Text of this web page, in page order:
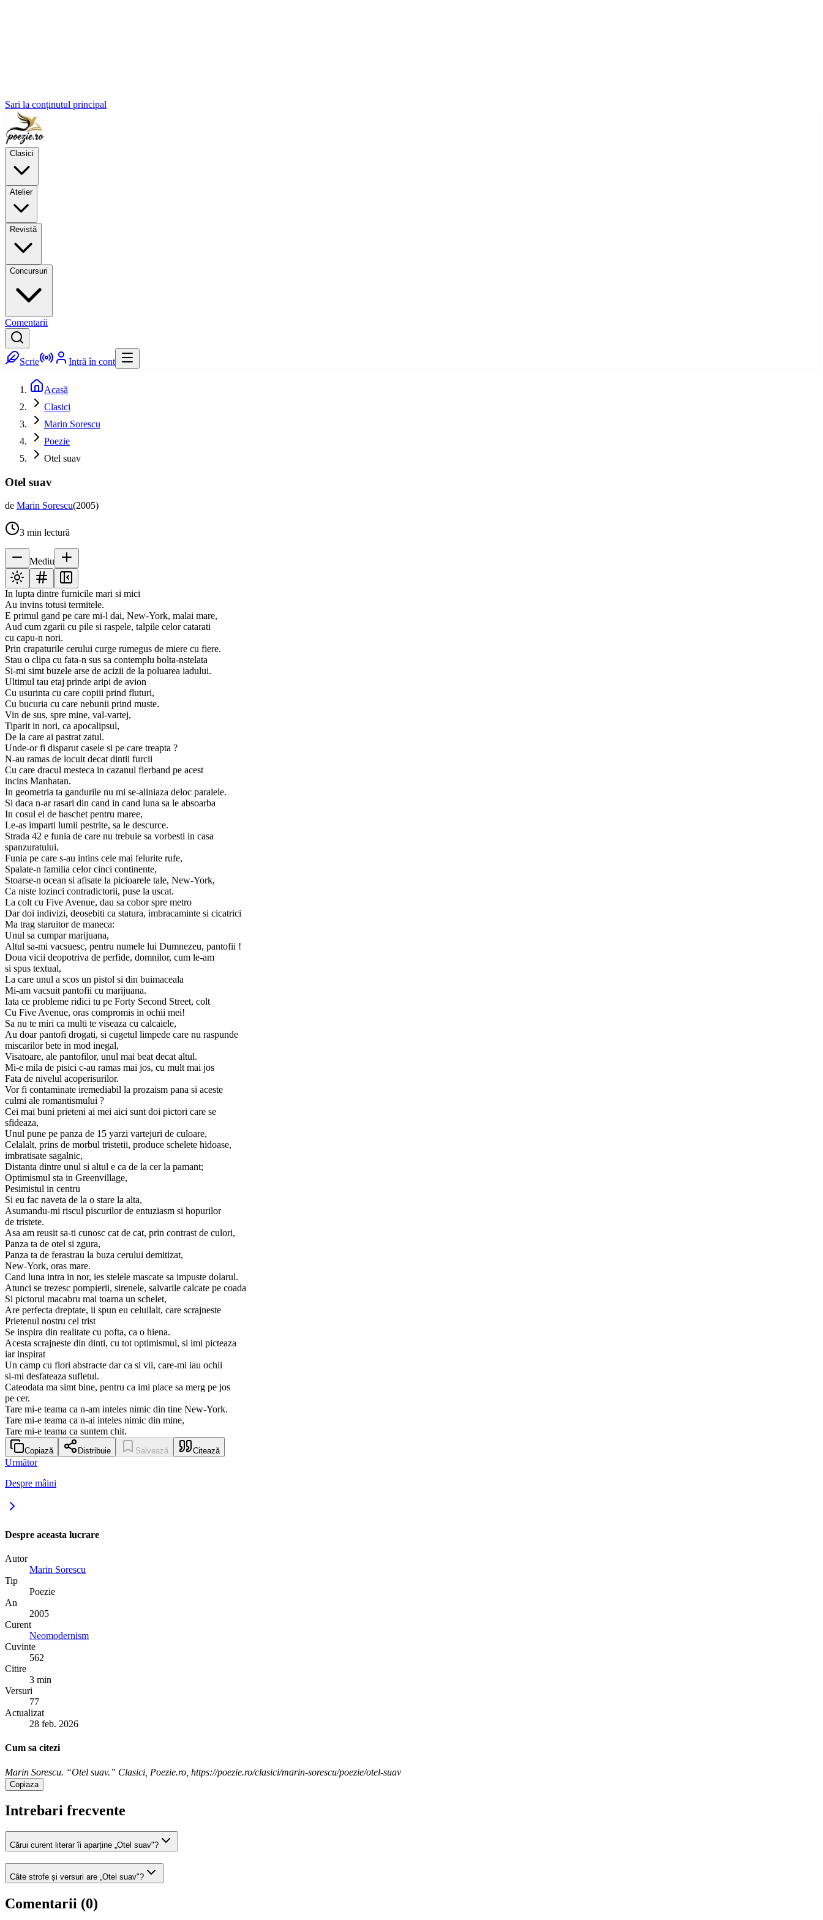
Sari la conținutul principal
Clasici
Atelier
Revistă
Concursuri
Comentarii
Scrie Intră în cont
Acasă
Clasici
Marin Sorescu
Poezie
Otel suav
Otel suav
de Marin Sorescu(2005)
3 min lectură
Mediu
In lupta dintre furnicile mari si mici
Au invins totusi termitele.
E primul gand pe care mi-l dai, New-York, malai mare,
Aud cum zgarii cu pile si raspele, talpile celor catarati
cu capu-n nori.
Prin crapaturile cerului curge rumegus de miere cu fiere.
Stau o clipa cu fata-n sus sa contemplu bolta-nstelata
Si-mi simt buzele arse de acizii de la poluarea iadului.
Ultimul tau etaj prinde aripi de avion
Cu usurinta cu care copiii prind fluturi,
Cu bucuria cu care nebunii prind muste.
Vin de sus, spre mine, val-vartej,
Tiparit in nori, ca apocalipsul,
De la care ai pastrat zatul.
Unde-or fi disparut casele si pe care treapta ?
N-au ramas de locuit decat dintii furcii
Cu care dracul mesteca in cazanul fierband pe acest
incins Manhatan.
In geometria ta gandurile nu mi se-aliniaza deloc paralele.
Si daca n-ar rasari din cand in cand luna sa le absoarba
In cosul ei de baschet pentru maree,
Le-as imparti lumii pestrite, sa le descurce.
Strada 42 e funia de care nu trebuie sa vorbesti in casa
spanzuratului.
Funia pe care s-au intins cele mai felurite rufe,
Spalate-n familia celor cinci continente,
Stoarse-n ocean si afisate la picioarele tale, New-York,
Ca niste lozinci contradictorii, puse la uscat.
La colt cu Five Avenue, dau sa cobor spre metro
Dar doi indivizi, deosebiti ca statura, imbracaminte si cicatrici
Ma trag staruitor de maneca:
Unul sa cumpar marijuana,
Altul sa-mi vacsuesc, pentru numele lui Dumnezeu, pantofii !
Doua vicii deopotriva de perfide, domnilor, cum le-am
si spus textual,
La care unul a scos un pistol si din buimaceala
Mi-am vacsuit pantofii cu marijuana.
Iata ce probleme ridici tu pe Forty Second Street, colt
Cu Five Avenue, oras compromis in ochii mei!
Sa nu te miri ca multi te viseaza cu calcaiele,
Au doar pantofi drogati, si cugetul limpede care nu raspunde
miscarilor bete in mod inegal,
Visatoare, ale pantofilor, unul mai beat decat altul.
Mi-e mila de pisici c-au ramas mai jos, cu mult mai jos
Fata de nivelul acoperisurilor.
Vor fi contaminate iremediabil la prozaism pana si aceste
culmi ale romantismului ?
Cei mai buni prieteni ai mei aici sunt doi pictori care se
sfideaza,
Unul pune pe panza de 15 yarzi vartejuri de culoare,
Celalalt, prins de morbul tristetii, produce schelete hidoase,
imbratisate sagalnic,
Distanta dintre unul si altul e ca de la cer la pamant;
Optimismul sta in Greenvillage,
Pesimistul in centru
Si eu fac naveta de la o stare la alta,
Asumandu-mi riscul piscurilor de entuziasm si hopurilor
de tristete.
Asa am reusit sa-ti cunosc cat de cat, prin contrast de culori,
Panza ta de otel si zgura,
Panza ta de ferastrau la buza cerului demitizat,
New-York, oras mare.
Cand luna intra in nor, ies stelele mascate sa impuste dolarul.
Atunci se trezesc pompierii, sirenele, salvarile calcate pe coada
Si pictorul macabru mai toarna un schelet,
Are perfecta dreptate, ii spun eu celuilalt, care scrajneste
Prietenul nostru cel trist
Se inspira din realitate cu pofta, ca o hiena.
Acesta scrajneste din dinti, cu tot optimismul, si imi picteaza
iar inspirat
Un camp cu flori abstracte dar ca si vii, care-mi iau ochii
si-mi desfateaza sufletul.
Cateodata ma simt bine, pentru ca imi place sa merg pe jos
pe cer.
Tare mi-e teama ca n-am inteles nimic din tine New-York.
Tare mi-e teama ca n-ai inteles nimic din mine,
Tare mi-e teama ca suntem chit.
Copiază Distribuie Salvează Citează
Următor
Despre mâini
Despre aceasta lucrare
Autor
Marin Sorescu
Tip
Poezie
An
2005
Curent
Neomodernism
Cuvinte
562
Citire
3 min
Versuri
77
Actualizat
28 feb. 2026
Cum sa citezi
Marin Sorescu. “Otel suav.” Clasici, Poezie.ro, https://poezie.ro/clasici/marin-sorescu/poezie/otel-suav
Copiaza
Intrebari frecvente
Cărui curent literar îi aparține „Otel suav"?
Câte strofe și versuri are „Otel suav"?
Comentarii (0)